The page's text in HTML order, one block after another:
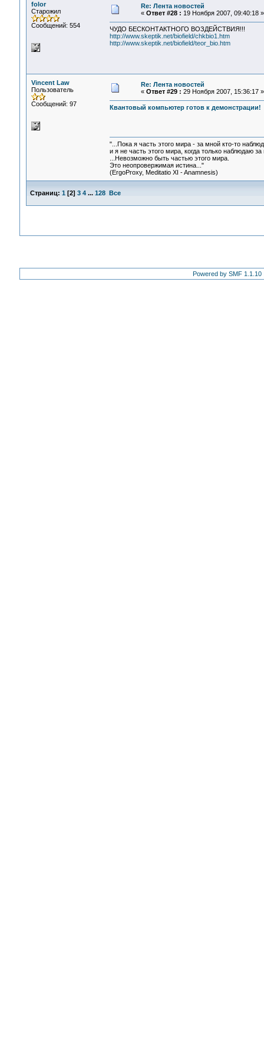
folor
Старожил
Сообщений: 554
Re: Лента новостей
« Ответ #28 : 19 Ноября 2007, 09:40:18 »
ЧУДО БЕСКОНТАКТНОГО ВОЗДЕЙСТВИЯ!!!
http://www.skeptik.net/biofield/chkbio1.htm
http://www.skeptik.net/biofield/teor_bio.htm
Vincent Law
Пользователь
Сообщений: 97
Re: Лента новостей
« Ответ #29 : 29 Ноября 2007, 15:36:17 »
Квантовый компьютер готов к демонстрации!
"...Пока я часть этого мира - за мной кто-то
и я не часть этого мира, когда только наблюдаю
...Невозможно быть частью этого мира.
Это неопровержимая истина..."
(ErgoProxy, Meditatio XI - Anamnesis)
Страниц: 1 [2] 3 4 ... 128 Все
Powered by SMF 1.1.10